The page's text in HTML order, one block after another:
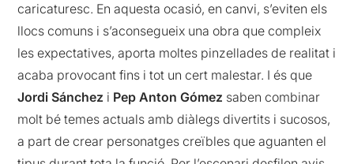
caricaturesc. En aquesta ocasió, en canvi, s’eviten els
llocs comuns i s’aconsegueix una obra que compleix
les expectatives, aporta moltes pinzellades de realitat i
acaba provocant fins i tot un cert malestar. I és que
Jordi Sánchez i Pep Anton Gómez saben combinar
molt bé temes actuals amb diàlegs divertits i sucosos,
a part de crear personatges creïbles que aguanten el